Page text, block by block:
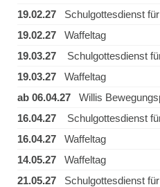
19.02.27 Schulgottesdienst
19.02.27 Waffeltag
19.03.27 Schulgottesdienst
19.03.27 Waffeltag
ab 06.04.27 Willis
16.04.27 Schulgottesdienst
16.04.27 Waffeltag
14.05.27 Waffeltag
21.05.27 Schulgottesdienst